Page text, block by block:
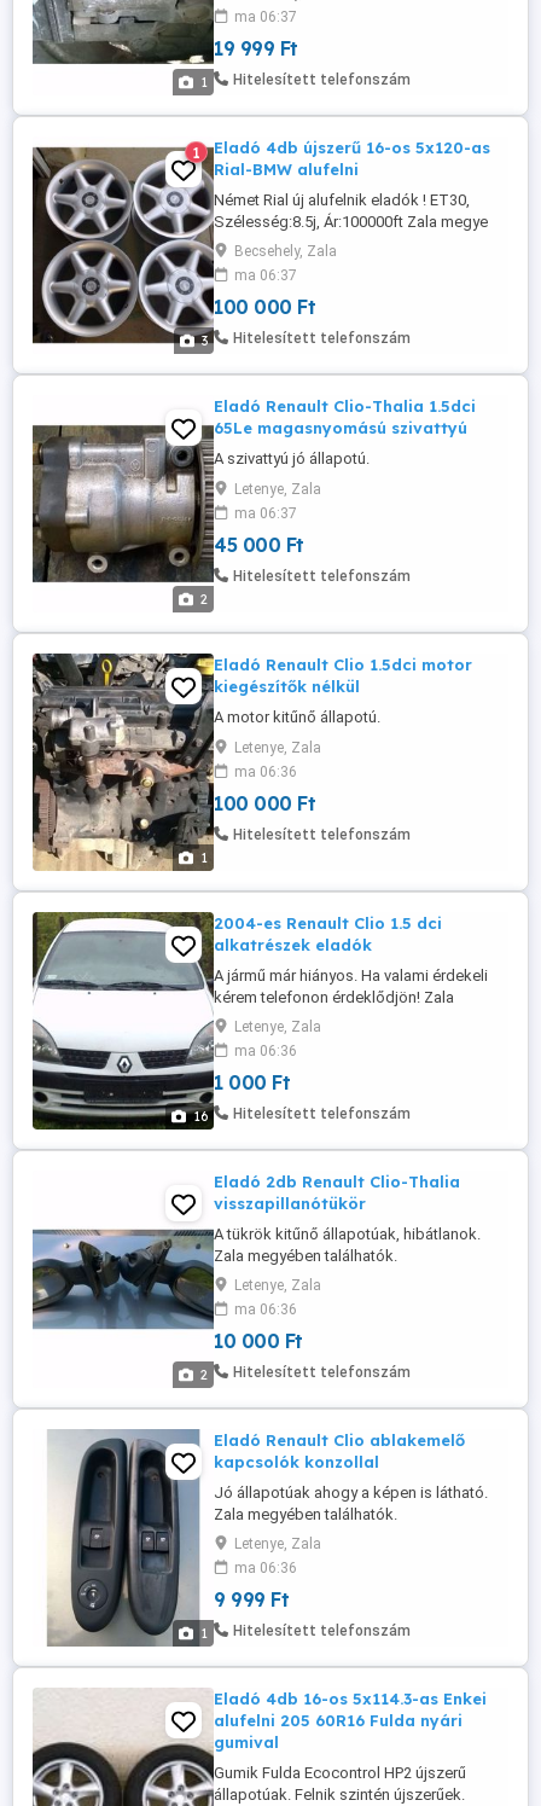
1
ma 06:37
19 999 Ft
Hitelesített telefonszám
3
1
Eladó 4db újszerű 16-os 5x120-as
Rial-BMW alufelni
Német Rial új alufelnik eladók ! ET30,
Szélesség:8.5j, Ár:100000ft Zala megye
Becsehely, Zala
ma 06:37
100 000 Ft
Hitelesített telefonszám
2
Eladó Renault Clio-Thalia 1.5dci
65Le magasnyomású szivattyú
A szivattyú jó állapotú.
Letenye, Zala
ma 06:37
45 000 Ft
Hitelesített telefonszám
1
Eladó Renault Clio 1.5dci motor
kiegészítők nélkül
A motor kitűnő állapotú.
Letenye, Zala
ma 06:36
100 000 Ft
Hitelesített telefonszám
16
2004-es Renault Clio 1.5 dci
alkatrészek eladók
A jármű már hiányos. Ha valami érdekeli
kérem telefonon érdeklődjön! Zala
megyében található.
Letenye, Zala
ma 06:36
1 000 Ft
Hitelesített telefonszám
2
Eladó 2db Renault Clio-Thalia
visszapillanótükör
A tükrök kitűnő állapotúak, hibátlanok.
Zala megyében találhatók.
Letenye, Zala
ma 06:36
10 000 Ft
Hitelesített telefonszám
1
Eladó Renault Clio ablakemelő
kapcsolók konzollal
Jó állapotúak ahogy a képen is látható.
Zala megyében találhatók.
Letenye, Zala
ma 06:36
9 999 Ft
Hitelesített telefonszám
Eladó 4db 16-os 5x114.3-as Enkei
alufelni 205 60R16 Fulda nyári
gumival
Gumik Fulda Ecocontrol HP2 újszerű
állapotúak. Felnik szintén újszerűek.